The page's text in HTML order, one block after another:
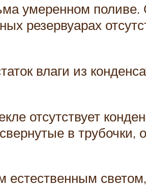
умеренном
резервуарах
влаги из
отсутствует
в
естественным